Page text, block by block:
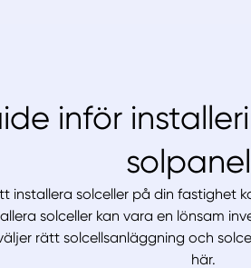
inför
installera solceller på din fastighet
solceller kan vara en lönsam
rätt solcellsanläggning och
här.